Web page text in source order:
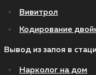
Вивитрол
Кодирование
Вывод из запоя в
Нарколог на дом